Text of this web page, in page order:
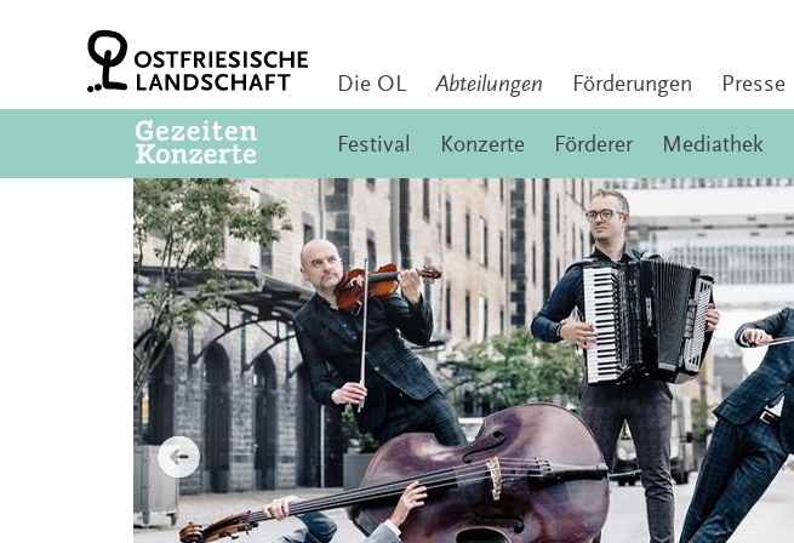
Die OL Abteilungen Förderungen Presse
Festival Konzerte Förderer Mediathek